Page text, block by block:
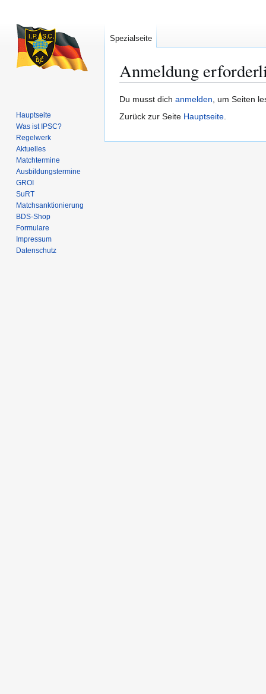
Anmeldung
Zur
Navigation
Zur
Suche
Du musst dich anmelden, um Seiten
Zurück zur Seite Hauptseite.
Spezialseite
Hauptseite
Was ist IPSC?
Regelwerk
Aktuelles
Matchtermine
Ausbildungs­termine
GROI
SuRT
Match­sanktionierung
BDS-Shop
Formulare
Impressum
Datenschutz